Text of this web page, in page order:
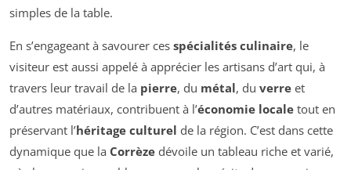
simples de la table.
En s’engageant à savourer ces spécialités culinaire, le
visiteur est aussi appelé à apprécier les artisans d’art qui, à
travers leur travail de la pierre, du métal, du verre et
d’autres matériaux, contribuent à l’économie locale tout en
préservant l’héritage culturel de la région. C’est dans cette
dynamique que la Corrèze dévoile un tableau riche et varié,